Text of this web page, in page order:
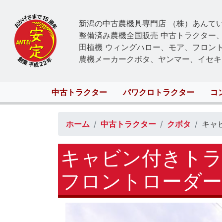
新潟の中古農機具専門店 （株）あんて
整備済み農機全国販売 中古トラクター
田植機 ウィングハロー、モア、フロン
農機メーカークボタ、ヤンマー、イセ
Main
navigation
中古トラクター パワクロトラクター コ
ホーム 中古トラクター クボタ キャ
キャビン付きト
フロントローダ